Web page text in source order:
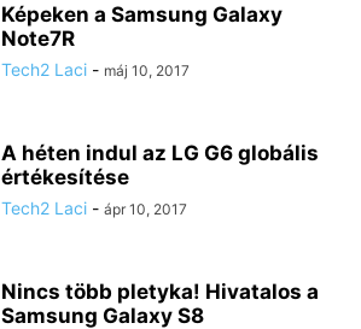
Képeken a Samsung Galaxy
Note7R
Tech2 Laci - máj 10, 2017
A héten indul az LG G6 globális
értékesítése
Tech2 Laci - ápr 10, 2017
Nincs több pletyka! Hivatalos a
Samsung Galaxy S8